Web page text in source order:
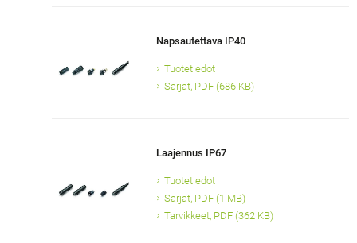
Napsautettava IP40
Tuotetiedot
Sarjat, PDF (686 KB)
Laajennus IP67
Tuotetiedot
Sarjat, PDF (1 MB)
Tarvikkeet, PDF (362 KB)